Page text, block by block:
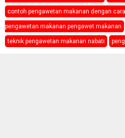
contoh pengawetan makanan dengan
pengawetan makanan pengawet makanan
teknik pengawetan makanan nabati